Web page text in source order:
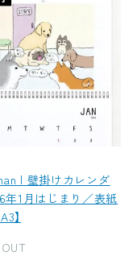
| 壁掛けカレンダ
年1月はじまり／表紙
】